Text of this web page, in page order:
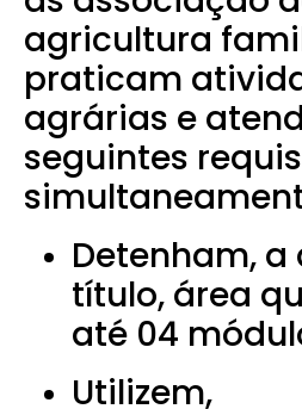
agricultura
praticam
agrárias e
seguintes
Detenham,
título, área
até 04
Utilizem,